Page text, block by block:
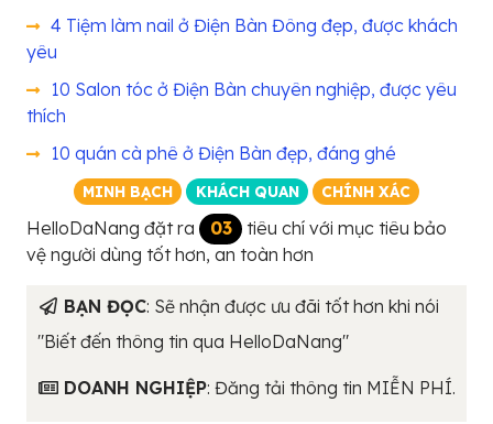
4 Tiệm làm nail ở Điện Bàn Đông đẹp, được khách
yêu
10 Salon tóc ở Điện Bàn chuyên nghiệp, được yêu
thích
10 quán cà phê ở Điện Bàn đẹp, đáng ghé
MINH BẠCH KHÁCH QUAN CHÍNH XÁC
HelloDaNang đặt ra 03
tiêu chí với mục tiêu bảo
vệ người dùng tốt hơn, an toàn hơn
BẠN ĐỌC: Sẽ nhận được ưu đãi tốt hơn khi nói
"Biết đến thông tin qua HelloDaNang"
DOANH NGHIỆP: Đăng tải thông tin MIỄN PHÍ.